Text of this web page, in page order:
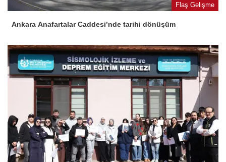
Flaş Gelişme
Ankara Anafartalar Caddesi’nde tarihi dönüşüm